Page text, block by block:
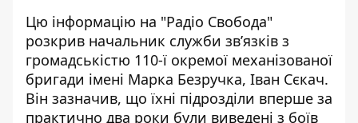
Цю інформацію на "Радіо Свобода"
розкрив начальник служби зв’язків з
громадськістю 110-ї окремої механізованої
бригади імені Марка Безручка, Іван Сєкач.
Він зазначив, що їхні підрозділи вперше за
практично два роки були виведені з боїв